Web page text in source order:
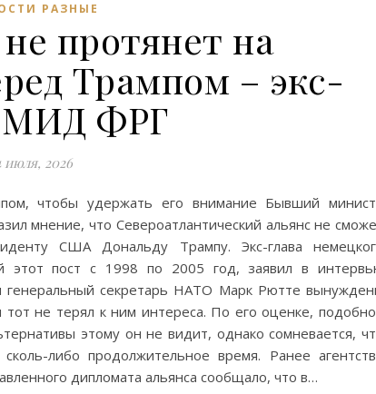
РАЗНЫЕ
протянет на
Трампом – экс-
МИД ФРГ
июля, 2026
чтобы удержать его внимание Бывший
мнение, что Североатлантический альянс не
США Дональду Трампу. Экс-глава
этот пост с 1998 по 2005 год, заявил в
генеральный секретарь НАТО Марк Рютте
тот не терял к ним интереса. По его оценке,
этому он не видит, однако сомневается,
либо продолжительное время. Ранее
дипломата альянса сообщало, что в…